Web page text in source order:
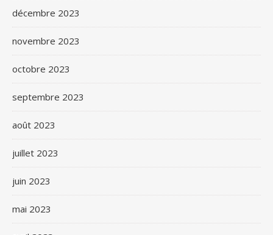
décembre 2023
novembre 2023
octobre 2023
septembre 2023
août 2023
juillet 2023
juin 2023
mai 2023